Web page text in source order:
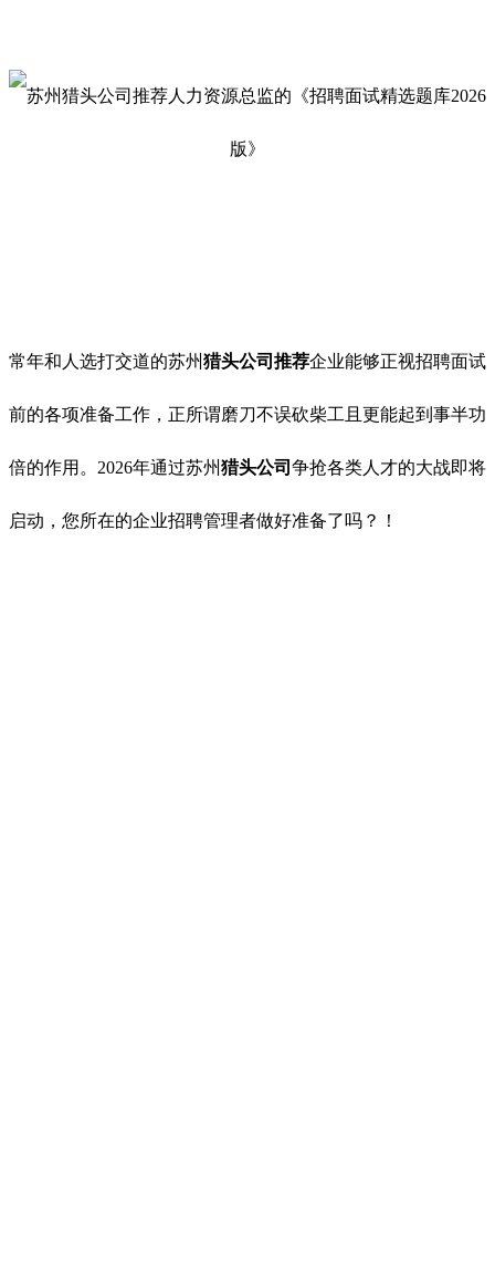
常年和人选打交道的苏州猎头公司推荐企业能够正视招聘面试
前的各项准备工作，正所谓磨刀不误砍柴工且更能起到事半功
倍的作用。2026年通过苏州猎头公司 争抢各类人才的大战即将
启动，您所在的企业招聘管理者做好准备了吗？！